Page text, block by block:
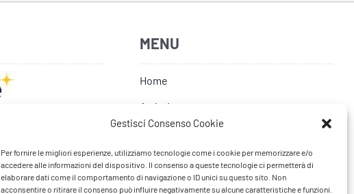
Gestisci Consenso Cookie
Per fornire le migliori esperienze, utilizziamo tecnologie come i cookie per memorizzare e/o
accedere alle informazioni del dispositivo. Il consenso a queste tecnologie ci permetterà di
elaborare dati come il comportamento di navigazione o ID unici su questo sito. Non
acconsentire o ritirare il consenso può influire negativamente su alcune caratteristiche e funzioni.
MENU
Home
Artisti
Tour
FAQ